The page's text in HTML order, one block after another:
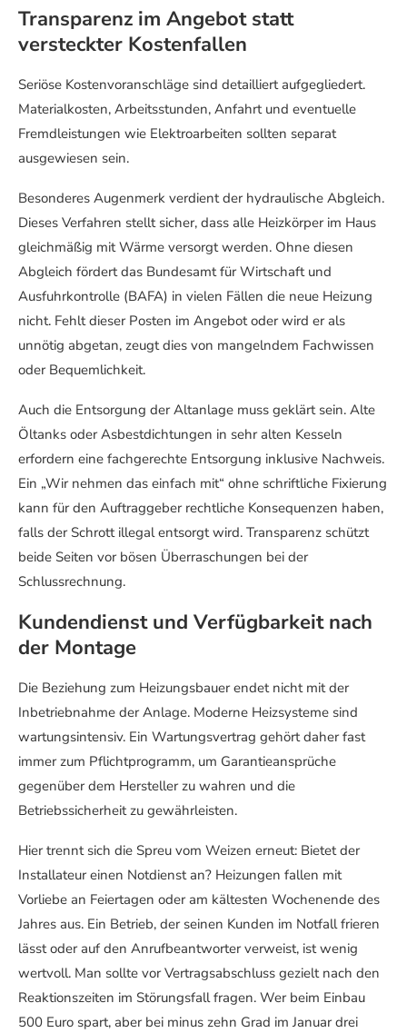
Transparenz im Angebot statt
versteckter Kostenfallen
Seriöse Kostenvoranschläge sind detailliert aufgegliedert.
Materialkosten, Arbeitsstunden, Anfahrt und eventuelle
Fremdleistungen wie Elektroarbeiten sollten separat
ausgewiesen sein.
Besonderes Augenmerk verdient der hydraulische Abgleich.
Dieses Verfahren stellt sicher, dass alle Heizkörper im Haus
gleichmäßig mit Wärme versorgt werden. Ohne diesen
Abgleich fördert das Bundesamt für Wirtschaft und
Ausfuhrkontrolle (BAFA) in vielen Fällen die neue Heizung
nicht. Fehlt dieser Posten im Angebot oder wird er als
unnötig abgetan, zeugt dies von mangelndem Fachwissen
oder Bequemlichkeit.
Auch die Entsorgung der Altanlage muss geklärt sein. Alte
Öltanks oder Asbestdichtungen in sehr alten Kesseln
erfordern eine fachgerechte Entsorgung inklusive Nachweis.
Ein „Wir nehmen das einfach mit“ ohne schriftliche Fixierung
kann für den Auftraggeber rechtliche Konsequenzen haben,
falls der Schrott illegal entsorgt wird. Transparenz schützt
beide Seiten vor bösen Überraschungen bei der
Schlussrechnung.
Kundendienst und Verfügbarkeit nach
der Montage
Die Beziehung zum Heizungsbauer endet nicht mit der
Inbetriebnahme der Anlage. Moderne Heizsysteme sind
wartungsintensiv. Ein Wartungsvertrag gehört daher fast
immer zum Pflichtprogramm, um Garantieansprüche
gegenüber dem Hersteller zu wahren und die
Betriebssicherheit zu gewährleisten.
Hier trennt sich die Spreu vom Weizen erneut: Bietet der
Installateur einen Notdienst an? Heizungen fallen mit
Vorliebe an Feiertagen oder am kältesten Wochenende des
Jahres aus. Ein Betrieb, der seinen Kunden im Notfall frieren
lässt oder auf den Anrufbeantworter verweist, ist wenig
wertvoll. Man sollte vor Vertragsabschluss gezielt nach den
Reaktionszeiten im Störungsfall fragen. Wer beim Einbau
500 Euro spart, aber bei minus zehn Grad im Januar drei